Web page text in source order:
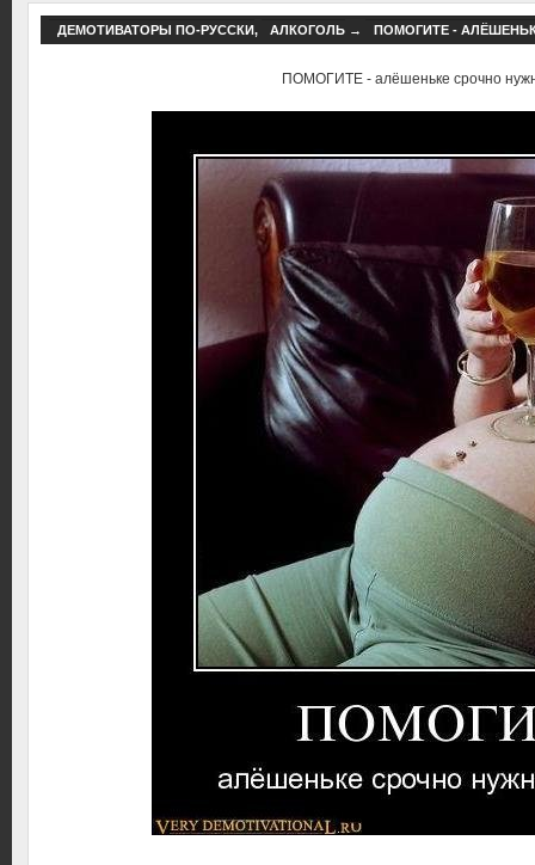
ДЕМОТИВАТОРЫ ПО-РУССКИ, АЛКОГОЛЬ→ ПОМОГИТЕ -
ПОМОГИТЕ - алёшеньке срочно